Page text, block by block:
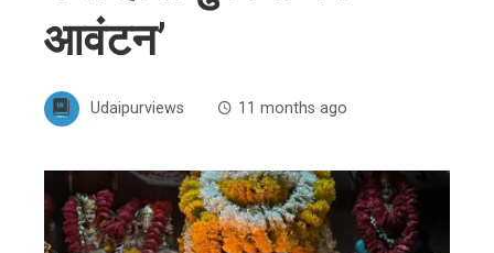
आवंटन’
Udaipurviews 11 months ago